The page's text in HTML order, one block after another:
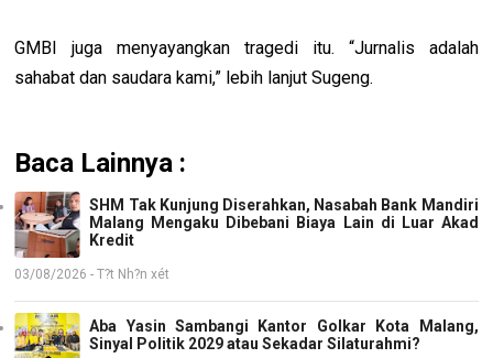
GMBI juga menyayangkan tragedi itu. “Jurnalis adalah
sahabat dan saudara kami,” lebih lanjut Sugeng.
Baca Lainnya :
SHM Tak Kunjung Diserahkan, Nasabah Bank Mandiri
Malang Mengaku Dibebani Biaya Lain di Luar Akad
Kredit
03/08/2026 - T?t Nh?n xét
Aba Yasin Sambangi Kantor Golkar Kota Malang,
Sinyal Politik 2029 atau Sekadar Silaturahmi?